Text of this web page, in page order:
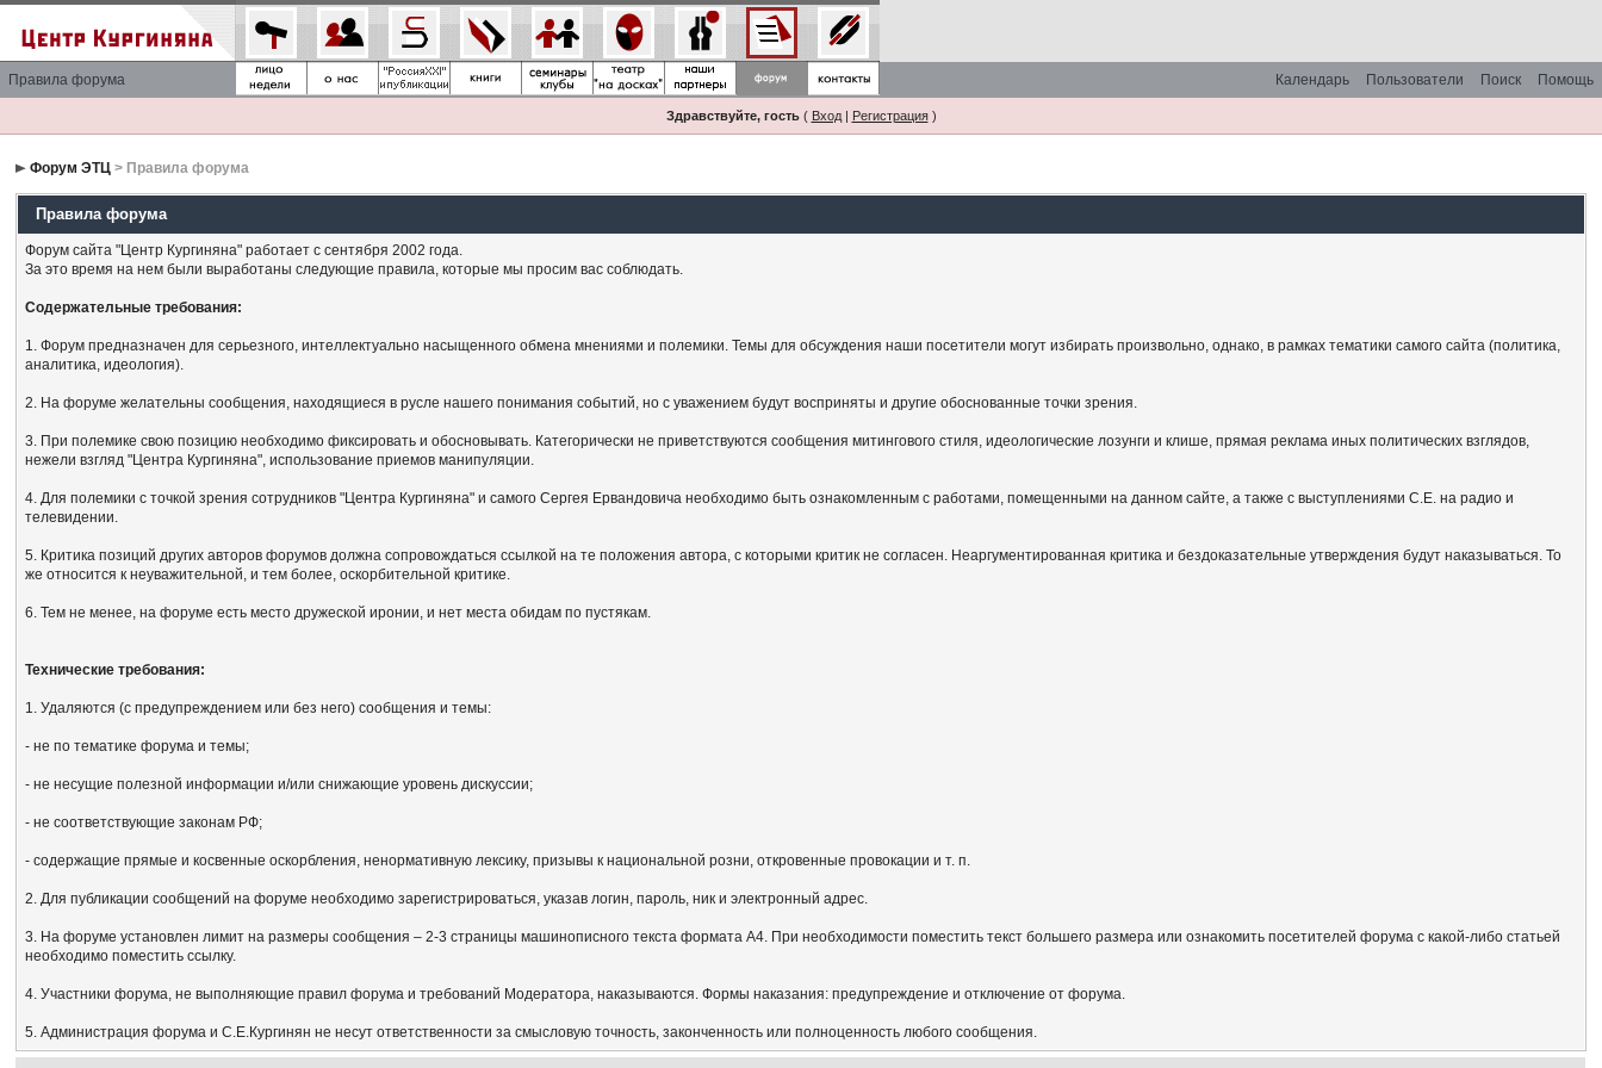
Правила форума Помощь
Поиск
Пользователи
Календарь
Здравствуйте, гость( Вход| Регистрация)
Форум ЭТЦ > Правила форума
Правила форума
Форум сайта "Центр Кургиняна" работает с сентября 2002 года.
За это время на нем были выработаны следующие правила, которые мы просим вас соблюдать.
Содержательные требования:
1. Форум предназначен для серьезного, интеллектуально насыщенного обмена мнениями и полемики. Темы для обсуждения наши посетители могут избирать произвольно, однако, в рамках тематики самого сайта (политика,
аналитика, идеология).
2. На форуме желательны сообщения, находящиеся в русле нашего понимания событий, но с уважением будут восприняты и другие обоснованные точки зрения.
3. При полемике свою позицию необходимо фиксировать и обосновывать. Категорически не приветствуются сообщения митингового стиля, идеологические лозунги и клише, прямая реклама иных политических взглядов,
нежели взгляд "Центра Кургиняна", использование приемов манипуляции.
4. Для полемики с точкой зрения сотрудников "Центра Кургиняна" и самого Сергея Ервандовича необходимо быть ознакомленным с работами, помещенными на данном сайте, а также с выступлениями С.Е. на радио и
телевидении.
5. Критика позиций других авторов форумов должна сопровождаться ссылкой на те положения автора, с которыми критик не согласен. Неаргументированная критика и бездоказательные утверждения будут наказываться. То
же относится к неуважительной, и тем более, оскорбительной критике.
6. Тем не менее, на форуме есть место дружеской иронии, и нет места обидам по пустякам.
Технические требования:
1. Удаляются (с предупреждением или без него) сообщения и темы:
- не по тематике форума и темы;
- не несущие полезной информации и/или снижающие уровень дискуссии;
- не соответствующие законам РФ;
- содержащие прямые и косвенные оскорбления, ненормативную лексику, призывы к национальной розни, откровенные провокации и т. п.
2. Для публикации сообщений на форуме необходимо зарегистрироваться, указав логин, пароль, ник и электронный адрес.
3. На форуме установлен лимит на размеры сообщения – 2-3 страницы машинописного текста формата А4. При необходимости поместить текст большего размера или ознакомить посетителей форума с какой-либо статьей
необходимо поместить ссылку.
4. Участники форума, не выполняющие правил форума и требований Модератора, наказываются. Формы наказания: предупреждение и отключение от форума.
5. Администрация форума и С.Е.Кургинян не несут ответственности за смысловую точность, законченность или полноценность любого сообщения.